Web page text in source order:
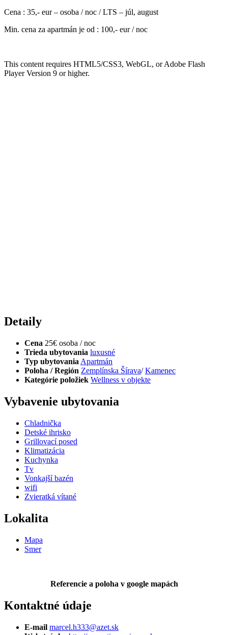
Cena : 35,- eur – osoba / noc / LTS – júl, august
Min. cena za apartmán je od : 100,- eur / noc
This content requires HTML5/CSS3, WebGL, or Adobe Flash
Player Version 9 or higher.
Detaily
Cena 25€ osoba / noc
Trieda ubytovania luxusné
Typ ubytovania Apartmán
Poloha / Región Zemplínska Šírava/ Kamenec
Kategórie položiek Wellness v objekte
Vybavenie ubytovania
Chladnička
Detské ihrisko
Grillovací posed
Klimatizácia
Kuchynka
Tv
Vonkajší bazén
wifi
Zvieratká vítané
Lokalita
Mapa
Smer
Referencie a poloha v google mapách
Kontaktné údaje
E-mail marcel.h333@azet.sk